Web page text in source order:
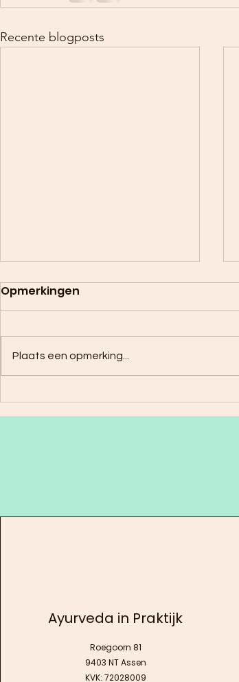
Recente blogposts
Opmerkingen
Plaats een opmerking...
Ayurveda in Praktijk
Roegoorn 81
9403 NT Assen
KVK: 72028009